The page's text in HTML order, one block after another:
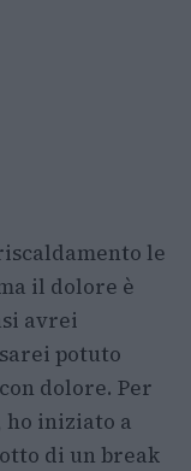
le
il dolore è
avrei
potuto
dolore. Per
ho iniziato a
di un break